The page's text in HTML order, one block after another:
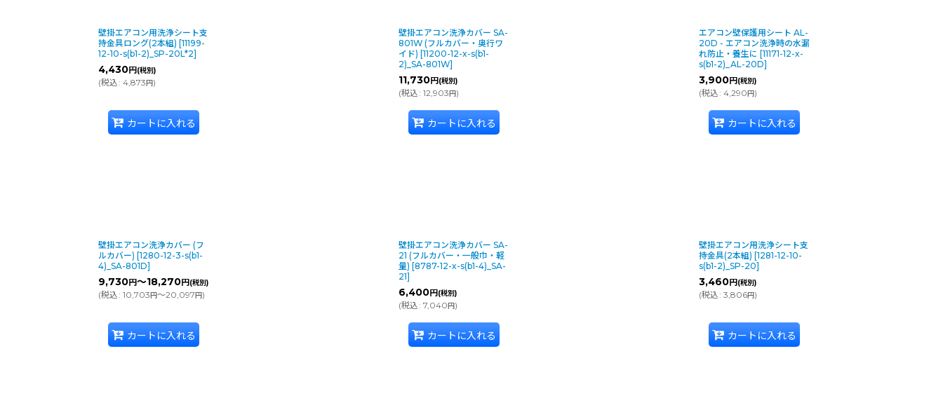
壁掛エアコン用洗浄シート支
持金具ロング(2本組) [11199-
12-10-s(b1-2)_SP-20L*2]
4,430円 (税別)
(税込: 4,873円)
カートに入れる
壁掛エアコン洗浄カバー SA-
801W (フルカバー・奥行ワ
イド) [11200-12-x-s(b1-
2)_SA-801W]
11,730円 (税別)
(税込: 12,903円)
カートに入れる
エアコン壁保護用シート AL-
20D - エアコン洗浄時の水漏
れ防止・養生に [11171-12-x-
s(b1-2)_AL-20D]
3,900円 (税別)
(税込: 4,290円)
カートに入れる
壁掛エアコン洗浄カバー (フ
ルカバー) [1280-12-3-s(b1-
4)_SA-801D]
9,730円～18,270円 (税別)
(税込: 10,703円～20,097円)
カートに入れる
壁掛エアコン洗浄カバー SA-
21 (フルカバー・一般巾・軽
量) [8787-12-x-s(b1-4)_SA-
21]
6,400円 (税別)
(税込: 7,040円)
カートに入れる
壁掛エアコン用洗浄シート支
持金具(2本組) [1281-12-10-
s(b1-2)_SP-20]
3,460円 (税別)
(税込: 3,806円)
カートに入れる